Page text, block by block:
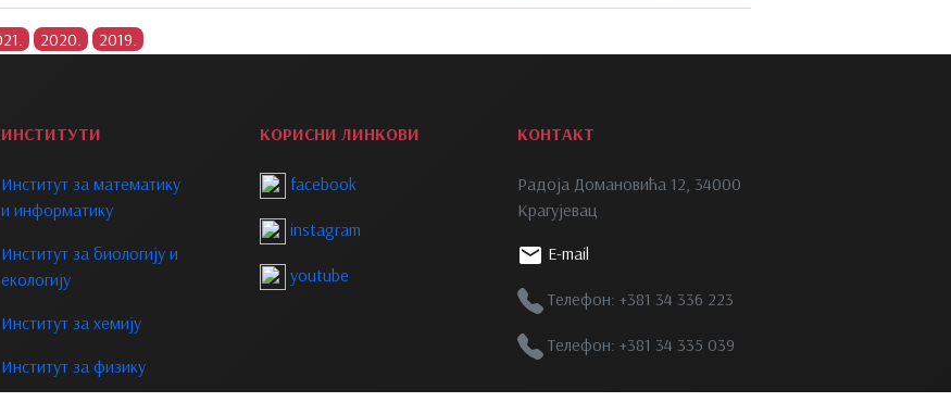
ИНСТИТУТИ
Институт за математику
и информатику
Институт за биологију и
екологију
Институт за хемију
Институт за физику
КОРИСНИ ЛИНКОВИ
facebook
instagram
youtube
КОНТАКТ
Радоја Домановића 12, 34000
Крагујевац
E-mail
Телефон: +381 34 336 223
Телефон: +381 34 335 039